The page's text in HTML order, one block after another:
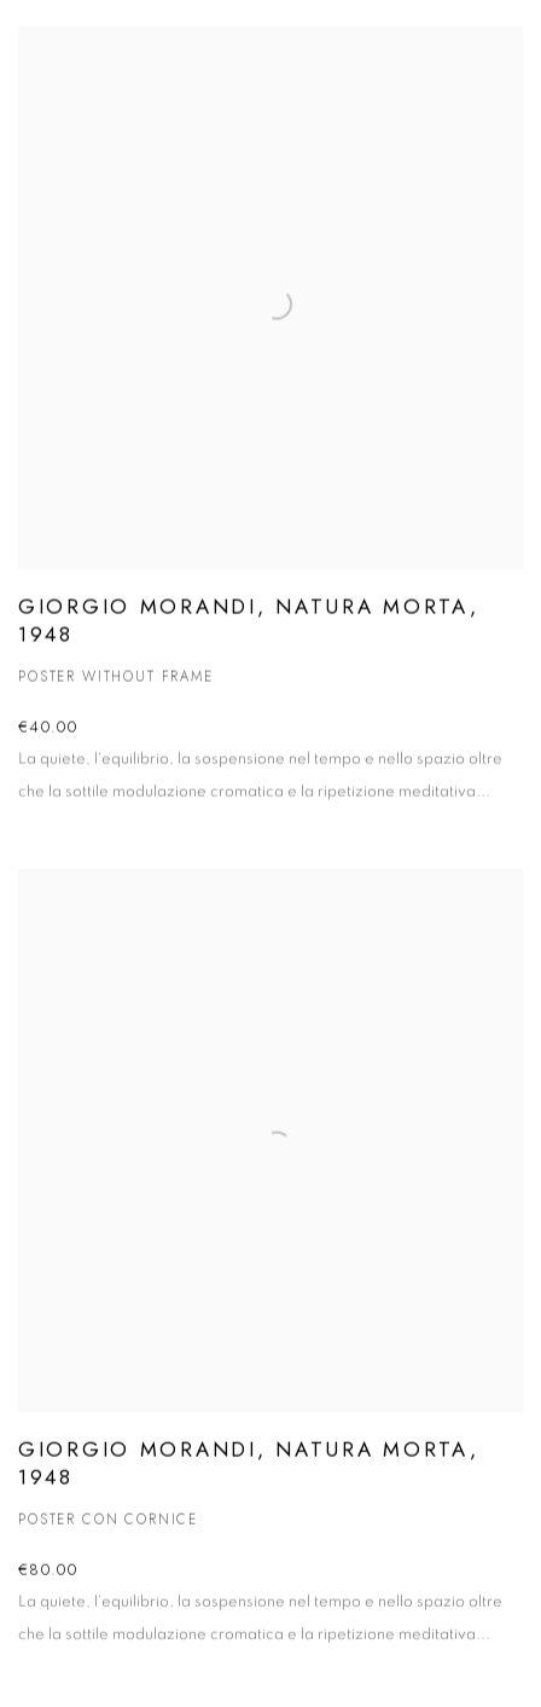
GIORGIO MORANDI, NATURA MORTA,
1948
POSTER WITHOUT FRAME
€40.00
La quiete, l'equilibrio, la sospensione nel tempo e nello spazio oltre
che la sottile modulazione cromatica e la ripetizione meditativa...
GIORGIO MORANDI, NATURA MORTA,
1948
POSTER CON CORNICE
€80.00
La quiete, l'equilibrio, la sospensione nel tempo e nello spazio oltre
che la sottile modulazione cromatica e la ripetizione meditativa...